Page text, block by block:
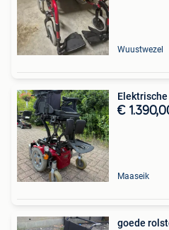
Wuustwezel
€
Maaseik
goede